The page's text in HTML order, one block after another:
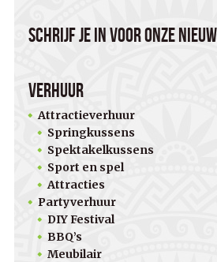
Schrijf je in voor onze
Verhuur
Attractieverhuur
Springkussens
Spektakelkussens
Sport en spel
Attracties
Partyverhuur
DIY Festival
BBQ’s
Meubilair